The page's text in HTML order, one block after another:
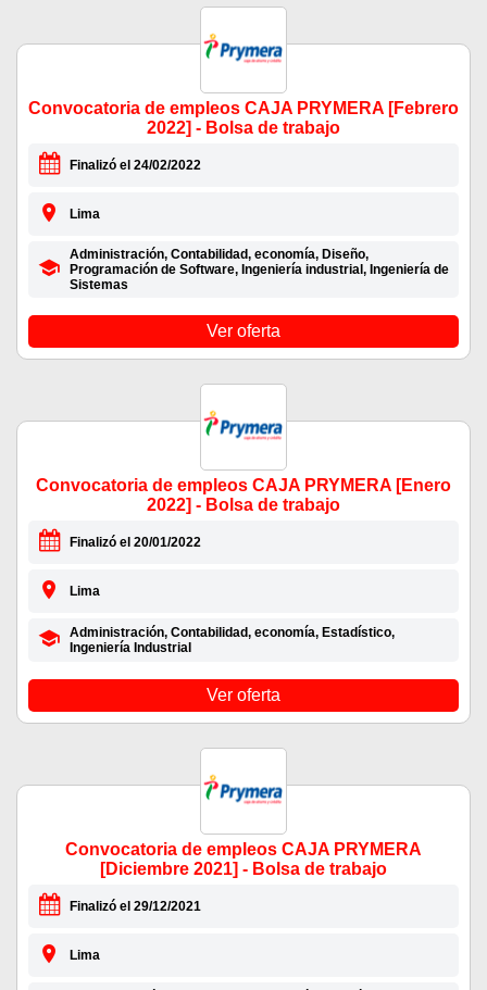
Convocatoria de empleos CAJA PRYMERA [Febrero
2022] - Bolsa de trabajo
Finalizó el 24/02/2022
Lima
Administración, Contabilidad, economía, Diseño,
Programación de Software, Ingeniería industrial, Ingeniería de
Sistemas
Ver oferta
Convocatoria de empleos CAJA PRYMERA [Enero
2022] - Bolsa de trabajo
Finalizó el 20/01/2022
Lima
Administración, Contabilidad, economía, Estadístico,
Ingeniería Industrial
Ver oferta
Convocatoria de empleos CAJA PRYMERA
[Diciembre 2021] - Bolsa de trabajo
Finalizó el 29/12/2021
Lima